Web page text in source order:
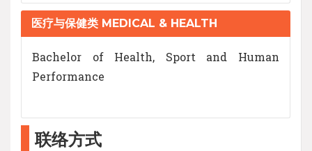
医疗与保健类 MEDICAL & HEALTH
Bachelor of Health, Sport and Human
Performance
联络方式